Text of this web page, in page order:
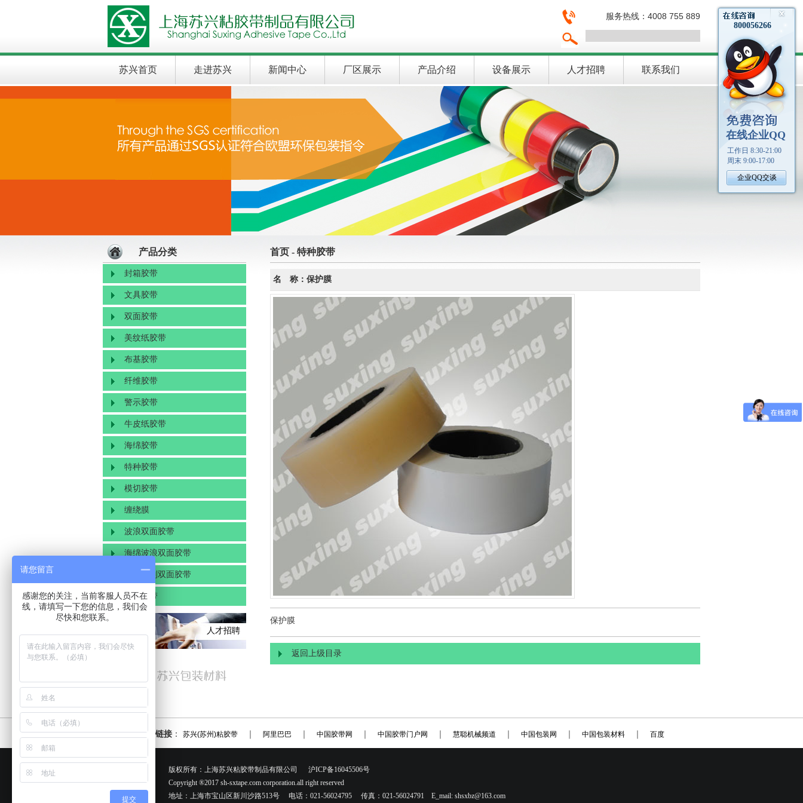
服务热线：4008 755 889
苏兴首页 走进苏兴 新闻中心 厂区展示 产品介绍 设备展示 人才招聘 联系我们
产品分类
封箱胶带
文具胶带
双面胶带
美纹纸胶带
布基胶带
纤维胶带
警示胶带
牛皮纸胶带
海绵胶带
特种胶带
模切胶带
缠绕膜
波浪双面胶带
海绵波浪双面胶带
皇冠系列双面胶带
撕拉胶带
人才招聘
首页 - 特种胶带
名 称：保护膜
保护膜
返回上级目录
友情链接 ： 苏兴(苏州)粘胶带 ｜ 阿里巴巴 ｜ 中国胶带网 ｜ 中国胶带门户网 ｜ 慧聪机械频道 ｜ 中国包装网 ｜ 中国包装材料 ｜ 百度
版权所有：上海苏兴粘胶带制品有限公司 沪ICP备16045506号
Copyright ®2017 sh-sxtape.com corporation.all right reserved
地址：上海市宝山区新川沙路513号 电话：021-56024795 传真：021-56024791 E_mail: shsxbz@163.com
请您留言
感谢您的关注，当前客服人员不在
线，请填写一下您的信息，我们会
尽快和您联系。
提交